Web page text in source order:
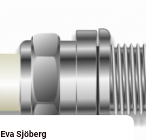
Eva Sjöberg